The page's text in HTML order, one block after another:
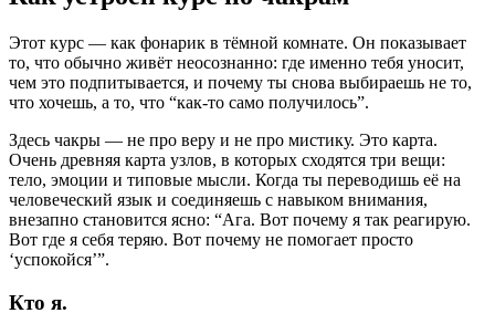
Этот курс — как фонарик в тёмной комнате. Он показывает
то, что обычно живёт неосознанно: где именно тебя уносит,
чем это подпитывается, и почему ты снова выбираешь не то,
что хочешь, а то, что “как-то само получилось”.
Здесь чакры — не про веру и не про мистику. Это карта.
Очень древняя карта узлов, в которых сходятся три вещи:
тело, эмоции и типовые мысли. Когда ты переводишь её на
человеческий язык и соединяешь с навыком внимания,
внезапно становится ясно: “Ага. Вот почему я так реагирую.
Вот где я себя теряю. Вот почему не помогает просто
‘успокойся’”.
Кто я.